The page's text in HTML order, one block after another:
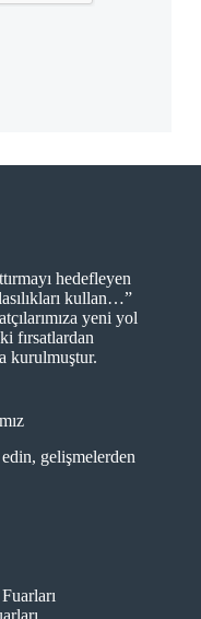
hedefleyen
kullan…”
yeni yol
fırsatlardan
kurulmuştur.
gelişmelerden